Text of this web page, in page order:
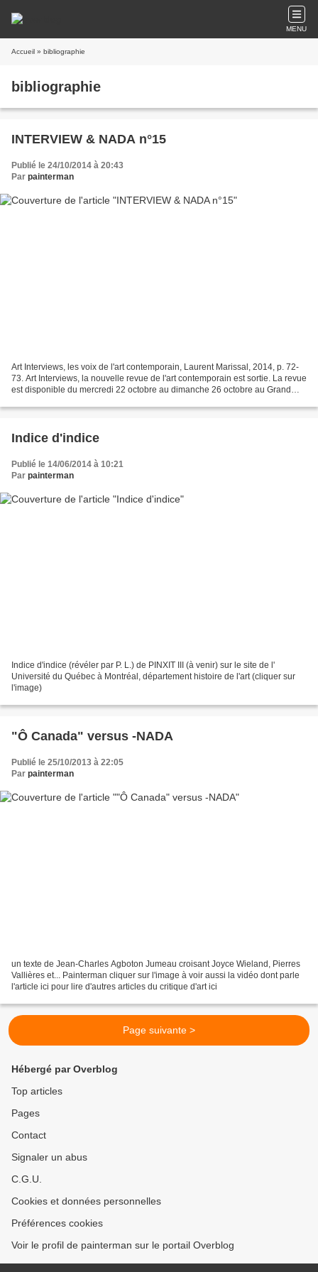
MENU
Accueil » bibliographie
bibliographie
INTERVIEW & NADA n°15
Publié le 24/10/2014 à 20:43
Par painterman
Art Interviews, les voix de l'art contemporain, Laurent Marissal, 2014, p. 72-
73. Art Interviews, la nouvelle revue de l'art contemporain est sortie. La revue
est disponible du mercredi 22 octobre au dimanche 26 octobre au Grand
Indice d'indice
Publié le 14/06/2014 à 10:21
Par painterman
Indice d'indice (révéler par P. L.) de PINXIT III (à venir) sur le site de l'
Université du Québec à Montréal, département histoire de l'art (cliquer sur
l'image)
"Ô Canada" versus -NADA
Publié le 25/10/2013 à 22:05
Par painterman
un texte de Jean-Charles Agboton Jumeau croisant Joyce Wieland, Pierres
Vallières et... Painterman cliquer sur l'image à voir aussi la vidéo dont parle
l'article ici pour lire d'autres articles du critique d'art ici
Page suivante >
Hébergé par Overblog
Top articles
Pages
Contact
Signaler un abus
C.G.U.
Cookies et données personnelles
Préférences cookies
Voir le profil de painterman sur le portail Overblog